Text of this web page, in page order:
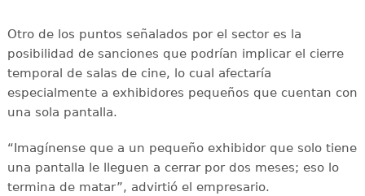
Otro de los puntos señalados por el sector es la
posibilidad de sanciones que podrían implicar el cierre
temporal de salas de cine, lo cual afectaría
especialmente a exhibidores pequeños que cuentan con
una sola pantalla.
“Imagínense que a un pequeño exhibidor que solo tiene
una pantalla le lleguen a cerrar por dos meses; eso lo
termina de matar”, advirtió el empresario.